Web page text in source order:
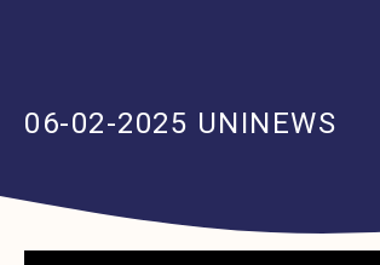
06-02-2025 UNINEWS